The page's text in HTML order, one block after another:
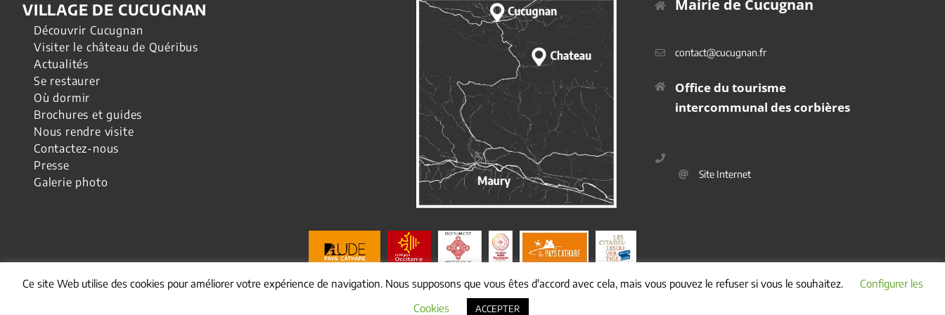
VILLAGE DE CUCUGNAN
Découvrir Cucugnan
Visiter le château de Quéribus
Actualités
Se restaurer
Où dormir
Brochures et guides
Nous rendre visite
Contactez-nous
Presse
Galerie photo
Mairie de Cucugnan
contact@cucugnan.fr
Office du tourisme
intercommunal des corbières
Site Internet
2026 Mairie de cucugnan |Mentions légales
Ce site Web utilise des cookies pour améliorer votre expérience de navigation. Nous supposons que vous êtes d'accord avec cela, mais vous pouvez le refuser si vous le souhaitez.
Configurer les
Cookies
ACCEPTER